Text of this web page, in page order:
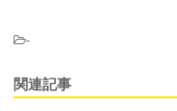
-
関連記事